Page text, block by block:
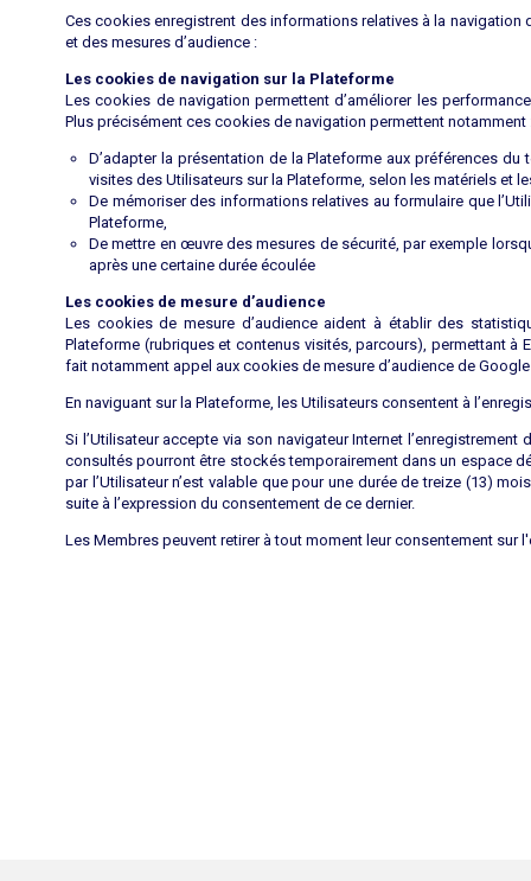
Ces cookies enregistrent des informations relatives à la
et des mesures d’audience :
Les cookies de navigation sur la Plateforme
Les cookies de navigation permettent d’améliorer les
Plus précisément ces cookies de navigation permettent notamment
D’adapter la présentation de la Plateforme aux préférences
visites des Utilisateurs sur la Plateforme, selon les matériels et
De mémoriser des informations relatives au formulaire que
Plateforme,
De mettre en œuvre des mesures de sécurité, par exemple
après une certaine durée écoulée
Les cookies de mesure d’audience
Les cookies de mesure d’audience aident à établir des
Plateforme (rubriques et contenus visités, parcours), permettant à
fait notamment appel aux cookies de mesure d’audience de
En naviguant sur la Plateforme, les Utilisateurs consentent à
Si l’Utilisateur accepte via son navigateur Internet
consultés pourront être stockés temporairement dans un espace
par l’Utilisateur n’est valable que pour une durée de treize (13)
suite à l’expression du consentement de ce dernier.
Les Membres peuvent retirer à tout moment leur consentement